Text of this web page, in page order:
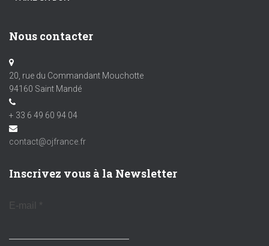
Nous contacter
20, rue du Commandant Mouchotte
94160 Saint Mandé
+ 33 6 49 60 94 04
contact@ojfrance.fr
Inscrivez vous à la Newsletter
E-mail *